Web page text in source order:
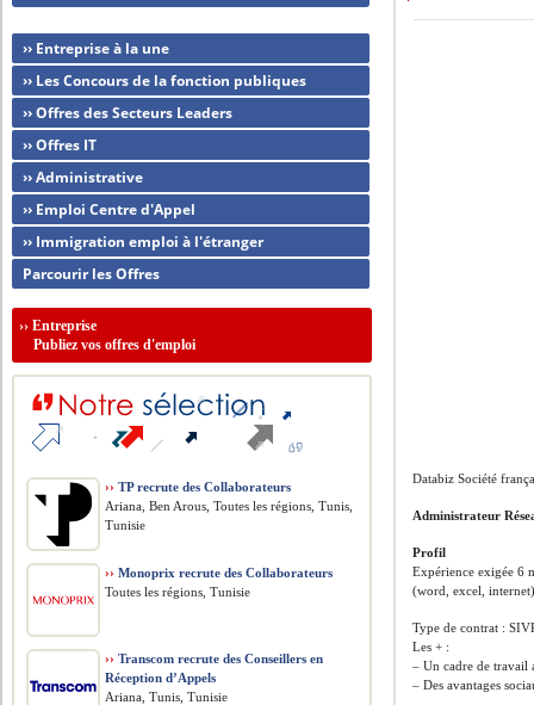
Databiz Société
Administrateur
Profil
Expérience exigée 6
(word, excel,
Type de contrat :
Les + :
– Un cadre de travail
– Des avantages
›› Entreprise à la une
›› Les Concours de la fonction publiques
›› Offres des Secteurs Leaders
›› Offres IT
›› Administrative
›› Emploi Centre d'Appel
›› Immigration emploi à l'étranger
Parcourir les Offres
››Entreprise
Publiez vos offres d'emploi
›› TP recrute des Collaborateurs
Ariana, Ben Arous, Toutes les régions, Tunis,
Tunisie
›› Monoprix recrute des Collaborateurs
Toutes les régions, Tunisie
›› Transcom recrute des Conseillers en
Réception d’Appels
Ariana, Tunis, Tunisie